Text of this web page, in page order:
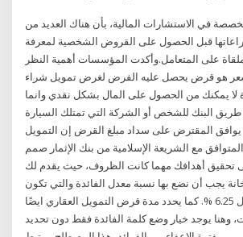
في الاستشارات المالية، بأن هناك العديد من
قبل الحصول على القروض الشخصية لمعرفة
على المتعامل.وأكدت المؤسسات أهمية النظر
هو قرض يحصل عليه الفرض لغرض تمويل شراء
لا يمكنك من الحصول على المال بشكل نقدي وانما
طريق البنك للشخص أو الشركة التي تمتلك السيارة
يوافق المقترض على سداد مبلغ القرض إن التمويل
مع الشريعة الإسلامية من بنك الإثمار صمم
تحقيق أهدافك مهما كانت الظروف، حيث يقدم لك
يجب أن نضع بها نسبة معدل الفائدة والتي تكون
على سبيل المثال 6.25 %. كما يحدد مدة قرض التمويل العقاري ايضًا
وهنا يوجد خيار وضع كلمة الفائدة فقط دون تحديد